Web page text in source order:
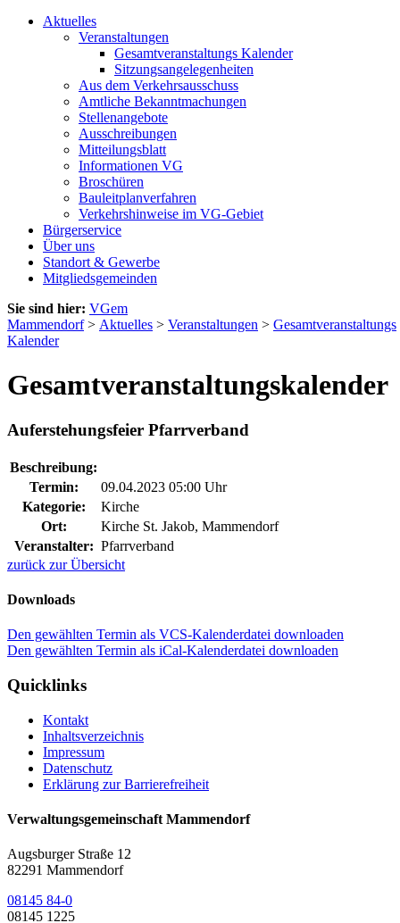
Aktuelles
Veranstaltungen
Gesamtveranstaltungs Kalender
Sitzungsangelegenheiten
Aus dem Verkehrsausschuss
Amtliche Bekanntmachungen
Stellenangebote
Ausschreibungen
Mitteilungsblatt
Informationen VG
Broschüren
Bauleitplanverfahren
Verkehrshinweise im VG-Gebiet
Bürgerservice
Über uns
Standort & Gewerbe
Mitgliedsgemeinden
Sie sind hier: VGem
Mammendorf> Aktuelles > Veranstaltungen > Gesamtveranstaltungs
Kalender
Gesamtveranstaltungskalender
Auferstehungsfeier Pfarrverband
Beschreibung:
Termin:
09.04.2023 05:00 Uhr
Kategorie:
Kirche
Ort:
Kirche St. Jakob, Mammendorf
Veranstalter: Pfarrverband
zurück zur Übersicht
Downloads
Den gewählten Termin als VCS-Kalenderdatei downloaden
Den gewählten Termin als iCal-Kalenderdatei downloaden
Quicklinks
Kontakt
Inhaltsverzeichnis
Impressum
Datenschutz
Erklärung zur Barrierefreiheit
Verwaltungsgemeinschaft Mammendorf
Augsburger Straße 12
82291 Mammendorf
08145 84-0
08145 1225